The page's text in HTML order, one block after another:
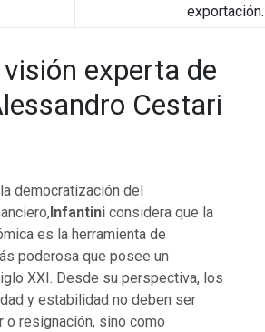
exportación.
experta de
Cestari
democratización del
Infantini considera que la
es la herramienta de
poderosa que posee un
XXI. Desde su perspectiva, los
y estabilidad no deben ser
o resignación, sino como